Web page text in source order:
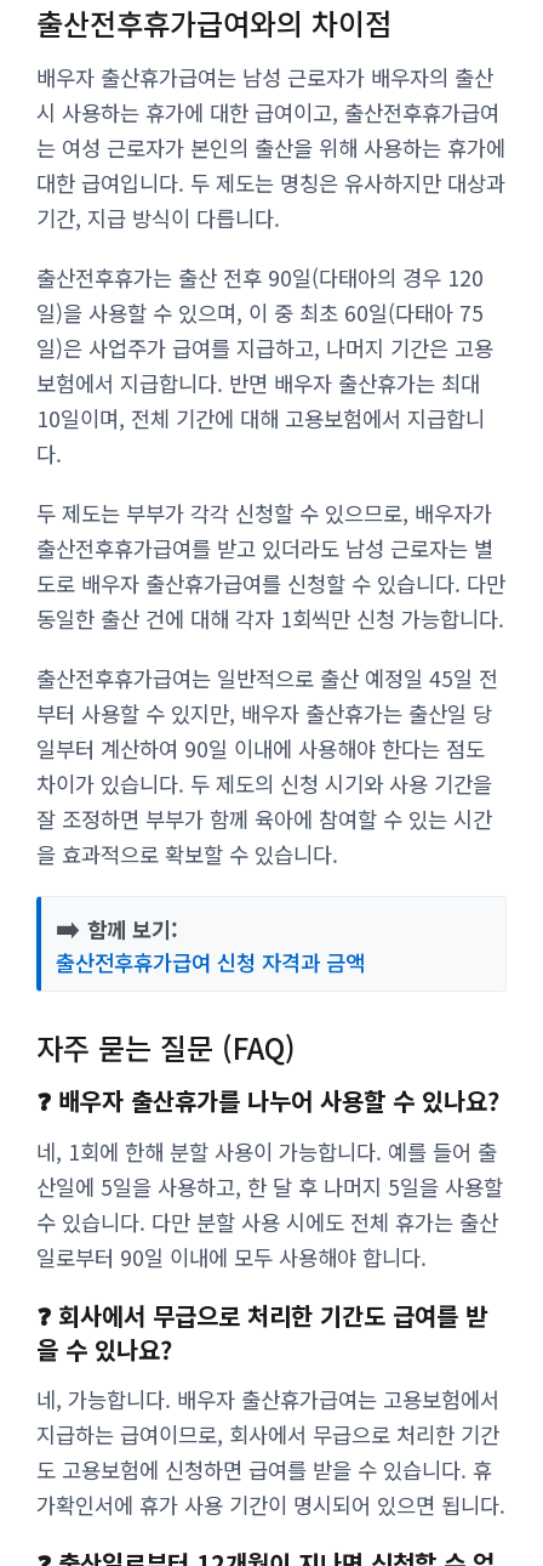
출산전후휴가급여와의 차이점
배우자 출산휴가급여는 남성 근로자가 배우자의 출산
시 사용하는 휴가에 대한 급여이고, 출산전후휴가급여
는 여성 근로자가 본인의 출산을 위해 사용하는 휴가에
대한 급여입니다. 두 제도는 명칭은 유사하지만 대상과
기간, 지급 방식이 다릅니다.
출산전후휴가는 출산 전후 90일(다태아의 경우 120
일)을 사용할 수 있으며, 이 중 최초 60일(다태아 75
일)은 사업주가 급여를 지급하고, 나머지 기간은 고용
보험에서 지급합니다. 반면 배우자 출산휴가는 최대
10일이며, 전체 기간에 대해 고용보험에서 지급합니
다.
두 제도는 부부가 각각 신청할 수 있으므로, 배우자가
출산전후휴가급여를 받고 있더라도 남성 근로자는 별
도로 배우자 출산휴가급여를 신청할 수 있습니다. 다만
동일한 출산 건에 대해 각자 1회씩만 신청 가능합니다.
출산전후휴가급여는 일반적으로 출산 예정일 45일 전
부터 사용할 수 있지만, 배우자 출산휴가는 출산일 당
일부터 계산하여 90일 이내에 사용해야 한다는 점도
차이가 있습니다. 두 제도의 신청 시기와 사용 기간을
잘 조정하면 부부가 함께 육아에 참여할 수 있는 시간
을 효과적으로 확보할 수 있습니다.
➡️ 함께 보기:
출산전후휴가급여 신청 자격과 금액
자주 묻는 질문 (FAQ)
❓ 배우자 출산휴가를 나누어 사용할 수 있나요?
네, 1회에 한해 분할 사용이 가능합니다. 예를 들어 출
산일에 5일을 사용하고, 한 달 후 나머지 5일을 사용할
수 있습니다. 다만 분할 사용 시에도 전체 휴가는 출산
일로부터 90일 이내에 모두 사용해야 합니다.
❓ 회사에서 무급으로 처리한 기간도 급여를 받
을 수 있나요?
네, 가능합니다. 배우자 출산휴가급여는 고용보험에서
지급하는 급여이므로, 회사에서 무급으로 처리한 기간
도 고용보험에 신청하면 급여를 받을 수 있습니다. 휴
가확인서에 휴가 사용 기간이 명시되어 있으면 됩니다.